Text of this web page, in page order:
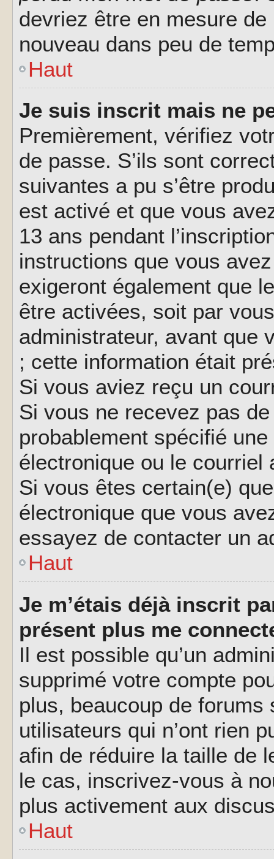
devriez être en mesure
nouveau dans peu de
Haut
Je suis inscrit mais ne
Premièrement, vérifiez
de passe. S’ils sont
suivantes a pu s’être
est activé et que vous
13 ans pendant
instructions que vous
exigeront également que
être activées, soit par
administrateur, avant que
; cette information était
Si vous aviez reçu un
Si vous ne recevez pas
probablement spécifié
électronique ou le courriel
Si vous êtes certain(e)
électronique que vous
essayez de contacter un
Haut
Je m’étais déjà inscrit
présent plus me
Il est possible qu’un
supprimé votre compte
plus, beaucoup de
utilisateurs qui n’ont rien
afin de réduire la taille de
le cas, inscrivez-vous à
plus activement aux
Haut